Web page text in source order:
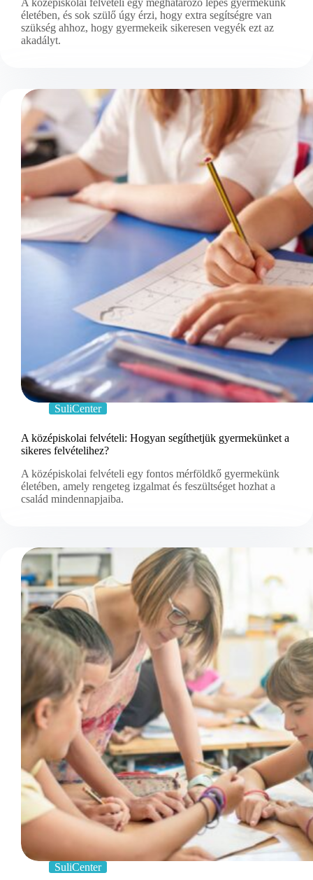
A középiskolai felvételi egy meghatározó lépés gyermekünk
életében, és sok szülő úgy érzi, hogy extra segítségre van
szükség ahhoz, hogy gyermekeik sikeresen vegyék ezt az
akadályt.
SuliCenter
A középiskolai felvételi: Hogyan segíthetjük gyermekünket a
sikeres felvételihez?
A középiskolai felvételi egy fontos mérföldkő gyermekünk
életében, amely rengeteg izgalmat és feszültséget hozhat a
család mindennapjaiba.
SuliCenter